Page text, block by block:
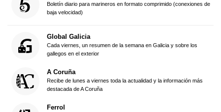
Boletín diario para marineros en formato comprimido (conexiones de
baja velocidad)
Global Galicia
Cada viernes, un resumen de la semana en Galicia y sobre los
gallegos en el exterior
A Coruña
Recibe de lunes a viernes toda la actualidad y la información más
destacada de A Coruña
Ferrol